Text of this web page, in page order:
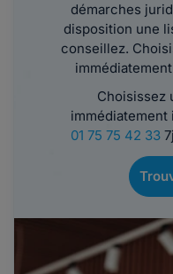
démarches
disposition une
conseillez.
Choisissez
01 75 75 42 33